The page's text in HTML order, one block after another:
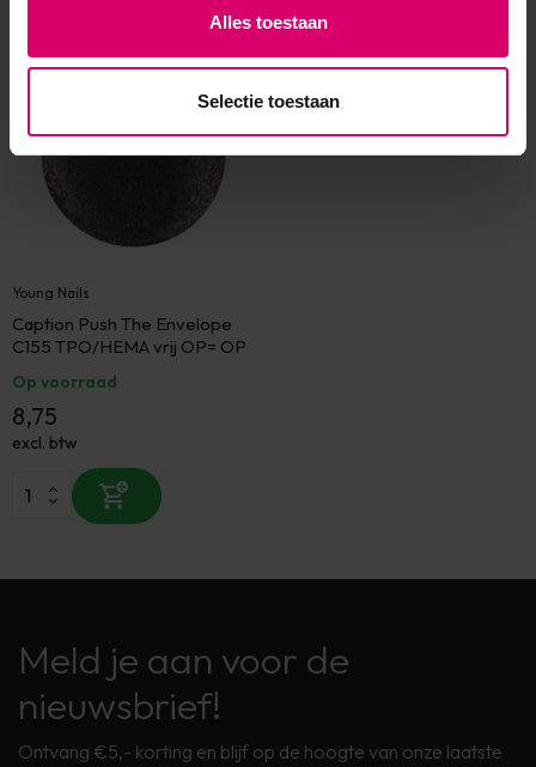
Alles toestaan
Selectie toestaan
Young Nails
Caption Push The Envelope
C155 TPO/HEMA vrij OP= OP
Op voorraad
8,75
excl. btw
Meld je aan voor de
nieuwsbrief!
Ontvang €5,- korting en blijf op de hoogte van onze laatste